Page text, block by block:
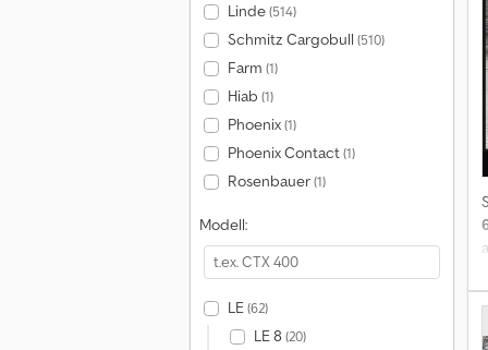
Linde(514)
Schmitz Cargobull (510)
Farm (1)
Hiab (1)
Phoenix(1)
Phoenix Contact(1)
Rosenbauer(1)
Modell:
LE(62)
LE 8 (20)